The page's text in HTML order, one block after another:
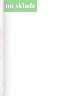
na sklade